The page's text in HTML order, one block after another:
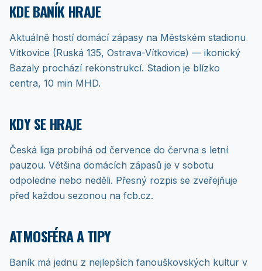
KDE BANÍK HRAJE
Aktuálně hostí domácí zápasy na Městském stadionu
Vítkovice (Ruská 135, Ostrava-Vítkovice) — ikonický
Bazaly prochází rekonstrukcí. Stadion je blízko
centra, 10 min MHD.
KDY SE HRAJE
Česká liga probíhá od července do června s letní
pauzou. Většina domácích zápasů je v sobotu
odpoledne nebo neděli. Přesný rozpis se zveřejňuje
před každou sezonou na fcb.cz.
ATMOSFÉRA A TIPY
Baník má jednu z nejlepších fanouškovských kultur v